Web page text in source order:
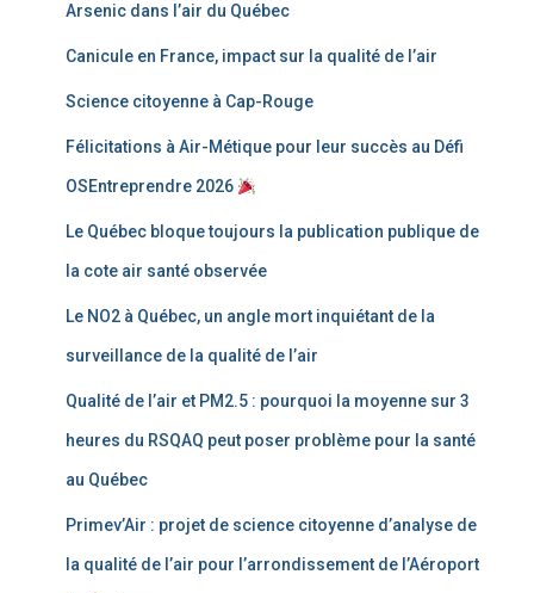
Arsenic dans l’air du Québec
Canicule en France, impact sur la qualité de l’air
Science citoyenne à Cap-Rouge
Félicitations à Air-Métique pour leur succès au Défi
OSEntreprendre 2026
Le Québec bloque toujours la publication publique de
la cote air santé observée
Le NO2 à Québec, un angle mort inquiétant de la
surveillance de la qualité de l’air
Qualité de l’air et PM2.5 : pourquoi la moyenne sur 3
heures du RSQAQ peut poser problème pour la santé
au Québec
Primev’Air : projet de science citoyenne d’analyse de
la qualité de l’air pour l’arrondissement de l’Aéroport